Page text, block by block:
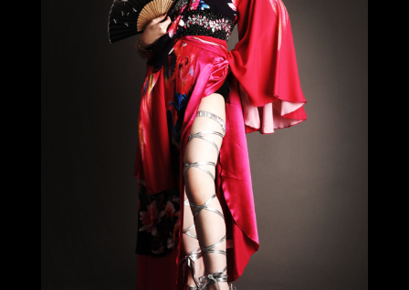
今活躍している多ジャンルダンサーさん×bombshellコラボ特集